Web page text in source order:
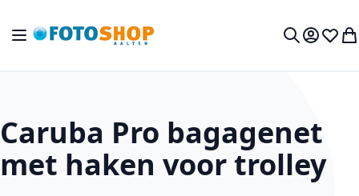
Toggle Nav
Mijn
Caruba Pro bagagenet
met haken voor trolley